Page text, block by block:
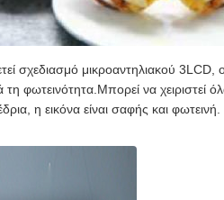
σχεδιασμό μικροαντηλιακού 3LCD,
φωτεινότητα.Μπορεί να χειριστεί
η εικόνα είναι σαφής και φωτεινή.